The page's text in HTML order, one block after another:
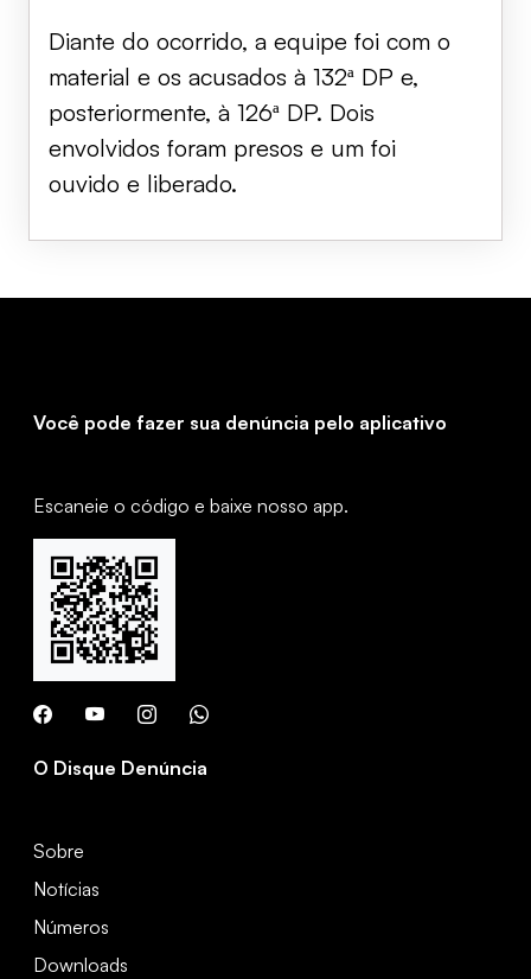
Diante do ocorrido, a equipe foi com o
material e os acusados à 132ª DP e,
posteriormente, à 126ª DP. Dois
envolvidos foram presos e um foi
ouvido e liberado.
Você pode fazer sua denúncia pelo aplicativo
Escaneie o código e baixe nosso app.
O Disque Denúncia
Sobre
Notícias
Números
Downloads